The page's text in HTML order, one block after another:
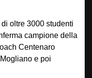
oltre 3000 studenti
campione della
Centenaro
e poi